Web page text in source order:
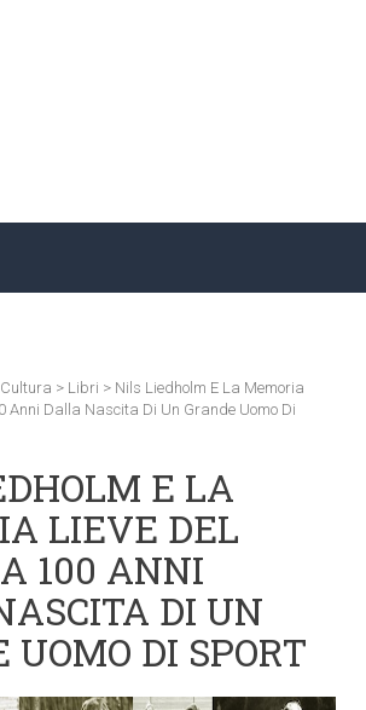
Cultura > Libri > Nils Liedholm E La Memoria
Anni Dalla Nascita Di Un Grande Uomo Di
E LA
LIEVE DEL
100 ANNI
DI UN
UOMO DI SPORT